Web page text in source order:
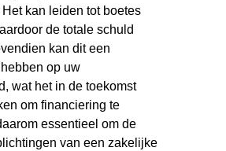
kan leiden tot boetes
de totale schuld
kan dit een
op uw
wat het in de toekomst
om financiering te
essentieel om de
van een zakelijke